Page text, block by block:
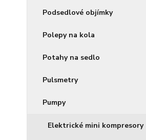
Podsedlové objímky
Polepy na kola
Potahy na sedlo
Pulsmetry
Pumpy
Elektrické mini kompresory